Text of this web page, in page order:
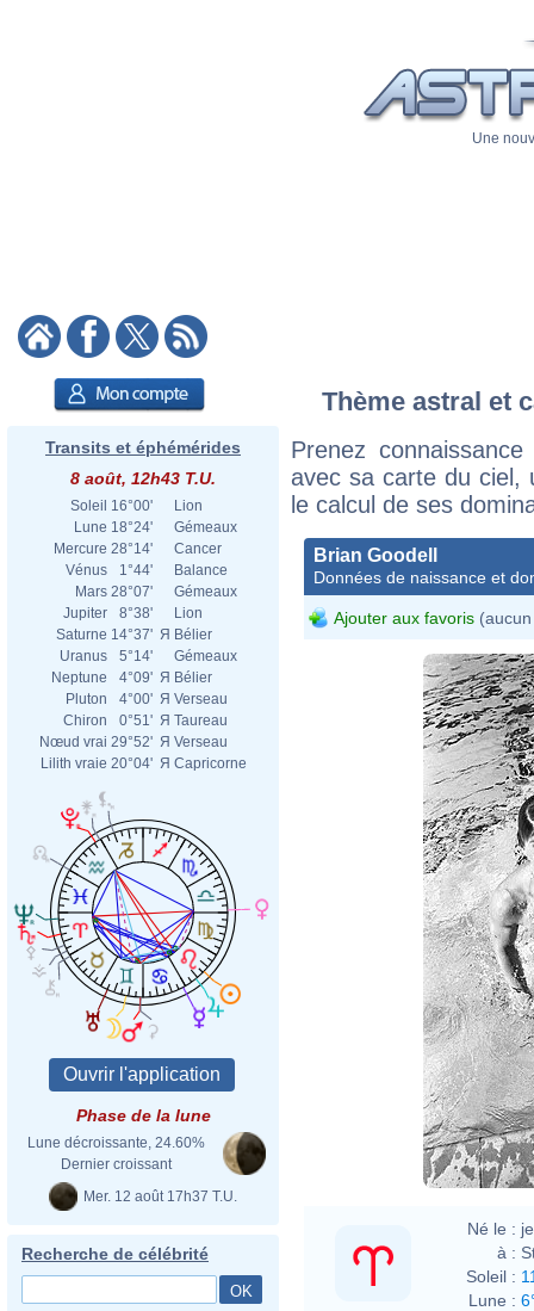
Une
Transits et éphémérides
8 août, 12h43 T.U.
Soleil 16°00'
Lion
Lune 18°24'
Gémeaux
Mercure 28°14'
Cancer
Vénus
1°44'
Balance
Mars 28°07'
Gémeaux
Jupiter
8°38'
Lion
Saturne 14°37' Я Bélier
Uranus
5°14'
Gémeaux
Neptune
4°09' Я Bélier
Pluton
4°00' Я Verseau
Chiron
0°51' Я Taureau
Nœud vrai 29°52' Я Verseau
Lilith vraie 20°04' Я Capricorne
Phase de la lune
Lune décroissante, 24.60%
Dernier croissant
Mer. 12 août 17h37 T.U.
Recherche de célébrité
Thème astral et
Prenez
avec sa carte du ciel,
le calcul de ses
Brian Goodell
Données de naissance et
Ajouter aux favoris
Né le :
à :
Soleil :
Lune :